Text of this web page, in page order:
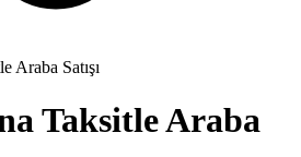
Araba Satışı
Taksitle Araba